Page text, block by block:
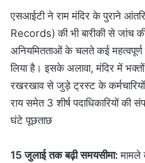
एसआईटी ने राम मंदिर के पुराने
Records) की भी बारीकी से जांच
अनियमितताओं के चलते कई
लिया है। इसके अलावा, मंदिर में
रखरखाव से जुड़े ट्रस्ट के
राय समेत 3 शीर्ष पदाधिकारियों की
घंटे पूछताछ
15 जुलाई तक बढ़ी समयसीमा:मामले